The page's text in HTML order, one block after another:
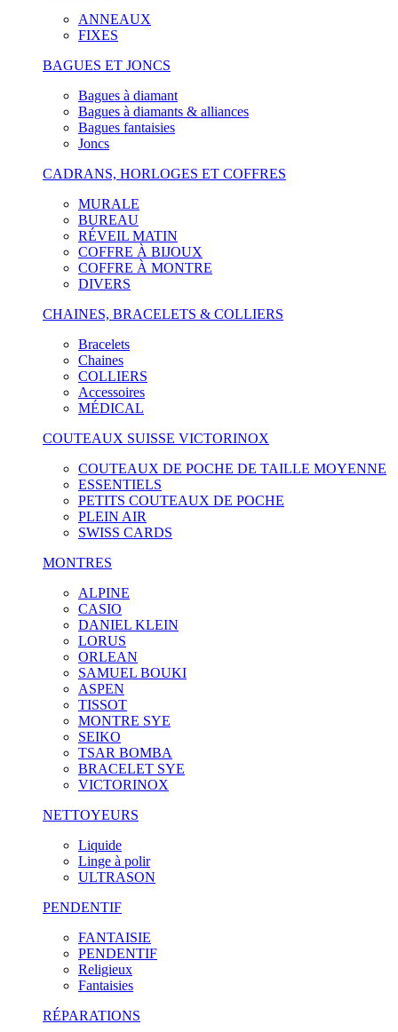
ANNEAUX
FIXES
BAGUES ET JONCS
Bagues à diamant
Bagues à diamants & alliances
Bagues fantaisies
Joncs
CADRANS, HORLOGES ET COFFRES
MURALE
BUREAU
RÉVEIL MATIN
COFFRE À BIJOUX
COFFRE À MONTRE
DIVERS
CHAINES, BRACELETS & COLLIERS
Bracelets
Chaines
COLLIERS
Accessoires
MÉDICAL
COUTEAUX SUISSE VICTORINOX
COUTEAUX DE POCHE DE TAILLE MOYENNE
ESSENTIELS
PETITS COUTEAUX DE POCHE
PLEIN AIR
SWISS CARDS
MONTRES
ALPINE
CASIO
DANIEL KLEIN
LORUS
ORLEAN
SAMUEL BOUKI
ASPEN
TISSOT
MONTRE SYE
SEIKO
TSAR BOMBA
BRACELET SYE
VICTORINOX
NETTOYEURS
Liquide
Linge à polir
ULTRASON
PENDENTIF
FANTAISIE
PENDENTIF
Religieux
Fantaisies
RÉPARATIONS